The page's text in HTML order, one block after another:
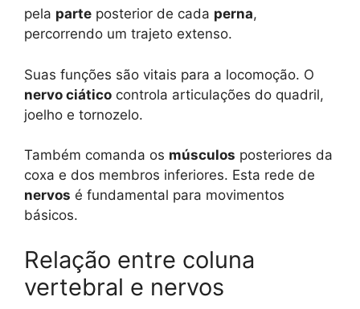
pela parte posterior de cada perna,
percorrendo um trajeto extenso.
Suas funções são vitais para a locomoção. O
nervo ciático controla articulações do quadril,
joelho e tornozelo.
Também comanda os músculos posteriores da
coxa e dos membros inferiores. Esta rede de
nervos é fundamental para movimentos
básicos.
Relação entre coluna
vertebral e nervos